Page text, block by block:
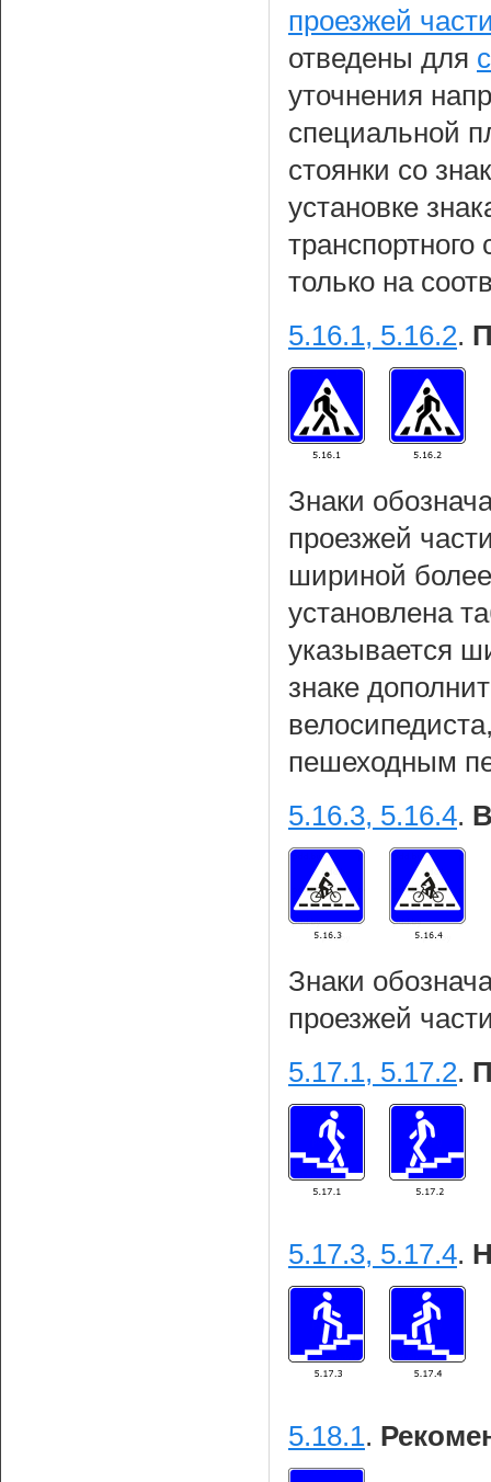
проезжей
отведены для
уточнения
специальной
стоянки со
установке
транспортного
только на
5.16.1, 5.16.2.
Знаки
проезжей
шириной
установлена
указывается
знаке
пешеходным
5.16.3, 5.16.4.
Знаки
проезжей
5.17.1, 5.17.2.
5.17.3, 5.17.4.
5.18.1.